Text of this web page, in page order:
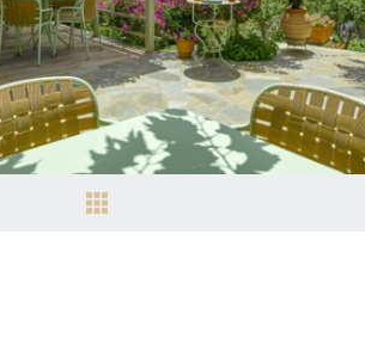
ΔΡΑΣΤΗΡΙΌΤΗΤΕΣ
ΑΛΌΝΝΗΣΟΣ
ΦΩΤΟΓΡΑΦΊΕΣ
EVENTS
ΠΡΟΣΦΟΡΈΣ